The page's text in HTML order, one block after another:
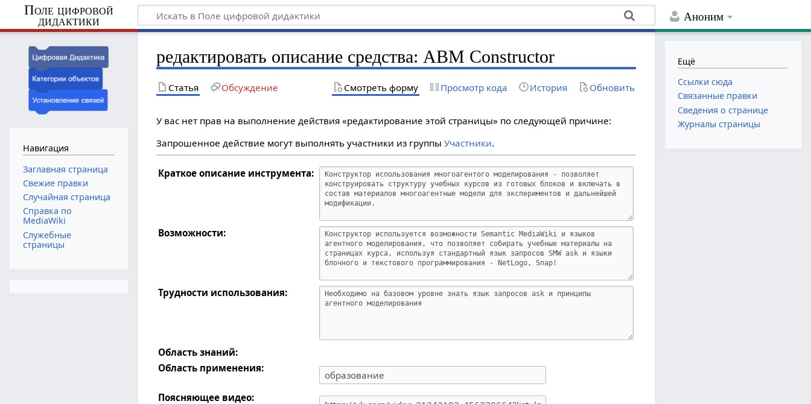
Аноним
Поле цифровой
дидактики
редактировать описание средства: ABM Constructor
Статья Обсуждение Смотреть форму Просмотр кода История Обновить
У вас нет прав на выполнение действия «редактирование этой страницы» по следующей причине:
Запрошенное действие могут выполнять участники из группыУчастники.
Краткое описание инструмента:
Возможности:
Трудности использования:
Область знаний:
Область применения:
Поясняющее видео:
Навигация
Заглавная страница
Свежие правки
Случайная страница
Справка по
MediaWiki
Служебные
страницы
Ещё
Ссылки сюда
Связанные правки
Сведения о странице
Журналы страницы